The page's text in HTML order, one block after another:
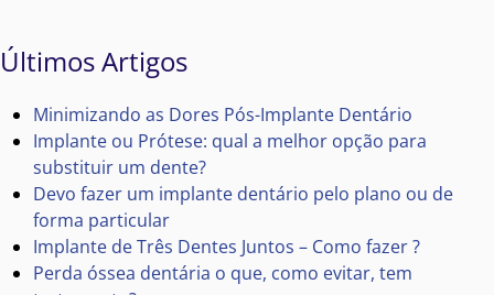
Últimos Artigos
Minimizando as Dores Pós-Implante Dentário
Implante ou Prótese: qual a melhor opção para
substituir um dente?
Devo fazer um implante dentário pelo plano ou de
forma particular
Implante de Três Dentes Juntos – Como fazer ?
Perda óssea dentária o que, como evitar, tem